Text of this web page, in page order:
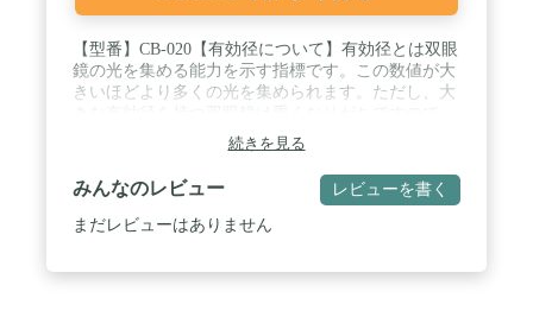
【型番】CB-020【有効径について】有効径とは双眼
鏡の光を集める能力を示す指標です。この数値が大
きいほどより多くの光を集められます。ただし、大
一般的なコンサートには20～25mmのものが最適で
す。なお、ステージではなく暗い場所を観察する際
には有効径30mm以上のものが望ましいと言えま
す。 / 【倍率について】「倍率が高いほどよく見え
る」という認識は間違いです。適切な倍率はその目
続きを見る
みんなのレビュー レビューを書く
まだレビューはありません